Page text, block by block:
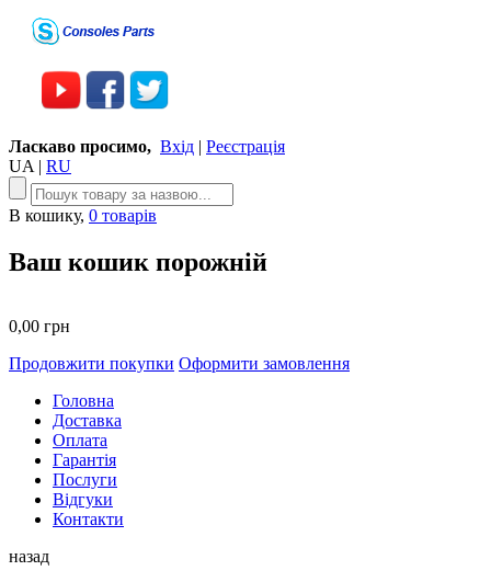
Ласкаво просимо, Вхід | Реєстрація
UA | RU
В кошику, 0 товарів
Ваш кошик порожній
0,00 грн
Продовжити покупки Оформити замовлення
Головна
Доставка
Оплата
Гарантія
Послуги
Відгуки
Контакти
назад